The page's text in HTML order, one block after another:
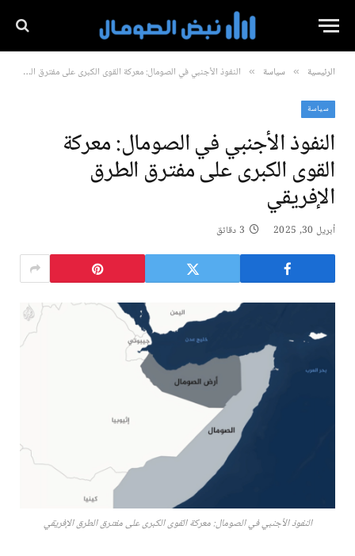
الرئيسية » سياسة » النفوذ الأجنبي في الصومال: معركة القوى الكبرى على مفترق الطرق الإفريقي
سياسة
النفوذ الأجنبي في الصومال: معركة
القوى الكبرى على مفترق الطرق
الإفريقي
أبريل 30, 2025 3 دقائق
النفوذ الأجنبي في الصومال: معركة القوى الكبرى على مفترق الطرق الإفريقي